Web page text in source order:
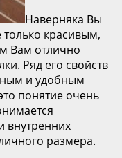
Наверняка Вы
красивым,
Вам отлично
Ряд его свойств
и удобным
понятие очень
внутренних
размера.